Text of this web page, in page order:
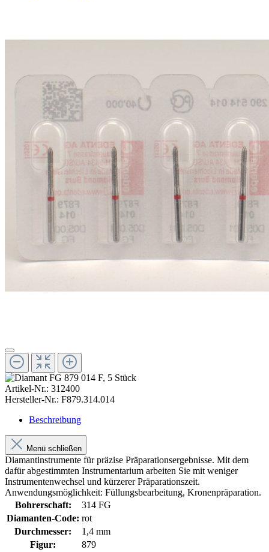
Artikel-Nr.: 312400
Hersteller-Nr.: F879.314.014
Beschreibung
Menü schließen
Diamantinstrumente für präzise Präparationsergebnisse. Mit dem
dafür abgestimmten Instrumentarium arbeiten Sie mit weniger
Instrumentenwechsel und kürzerer Präparationszeit.
Anwendungsmöglichkeit: Füllungsbearbeitung, Kronenpräparation.
Bohrerschaft:
314 FG
Diamanten-Code: rot
Durchmesser:
1,4 mm
Figur:
879